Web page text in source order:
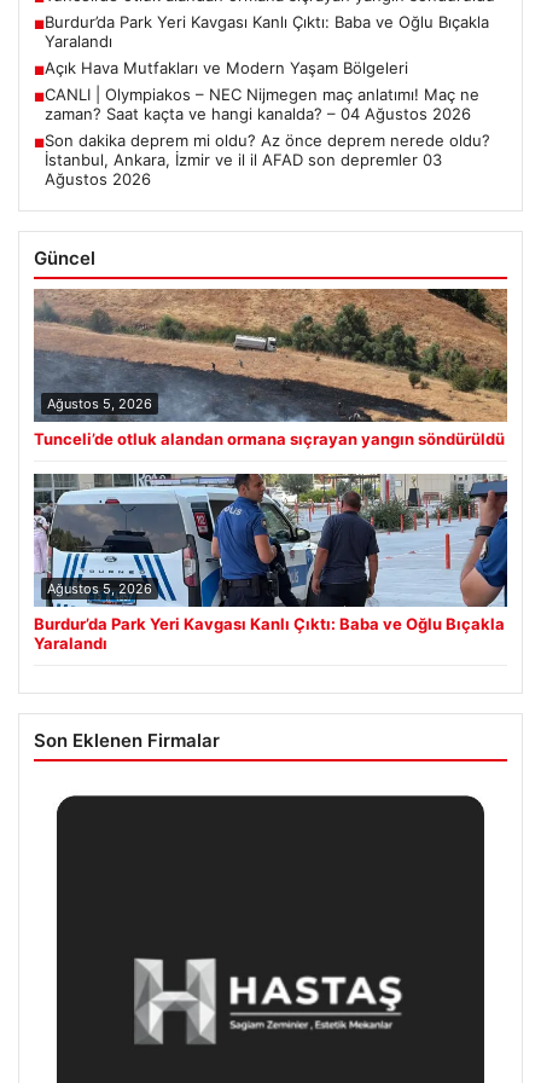
■Burdur’da Park Yeri Kavgası Kanlı Çıktı: Baba ve Oğlu Bıçakla
Yaralandı
■Açık Hava Mutfakları ve Modern Yaşam Bölgeleri
■CANLI | Olympiakos – NEC Nijmegen maç anlatımı! Maç ne
zaman? Saat kaçta ve hangi kanalda? – 04 Ağustos 2026
■Son dakika deprem mi oldu? Az önce deprem nerede oldu?
İstanbul, Ankara, İzmir ve il il AFAD son depremler 03
Ağustos 2026
Güncel
Ağustos 5, 2026
Tunceli’de otluk alandan ormana sıçrayan yangın söndürüldü
Ağustos 5, 2026
Burdur’da Park Yeri Kavgası Kanlı Çıktı: Baba ve Oğlu Bıçakla
Yaralandı
Son Eklenen Firmalar